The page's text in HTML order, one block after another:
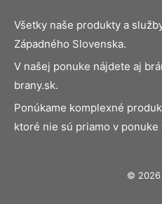
Všetky naše produkty a
Západného Slovenska.
V našej ponuke nájdete aj
brany.sk.
Ponúkame komplexné
ktoré nie sú priamo v
© 2026